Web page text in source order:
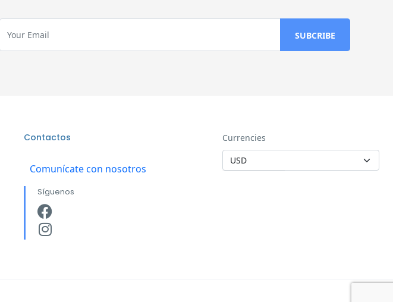
Contactos
Comunícate con nosotros
Síguenos
Currencies